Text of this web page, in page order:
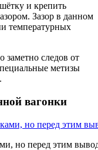
и крепить
Зазор в данном
температурных
следов от
метизы
вагонки
но перед этим